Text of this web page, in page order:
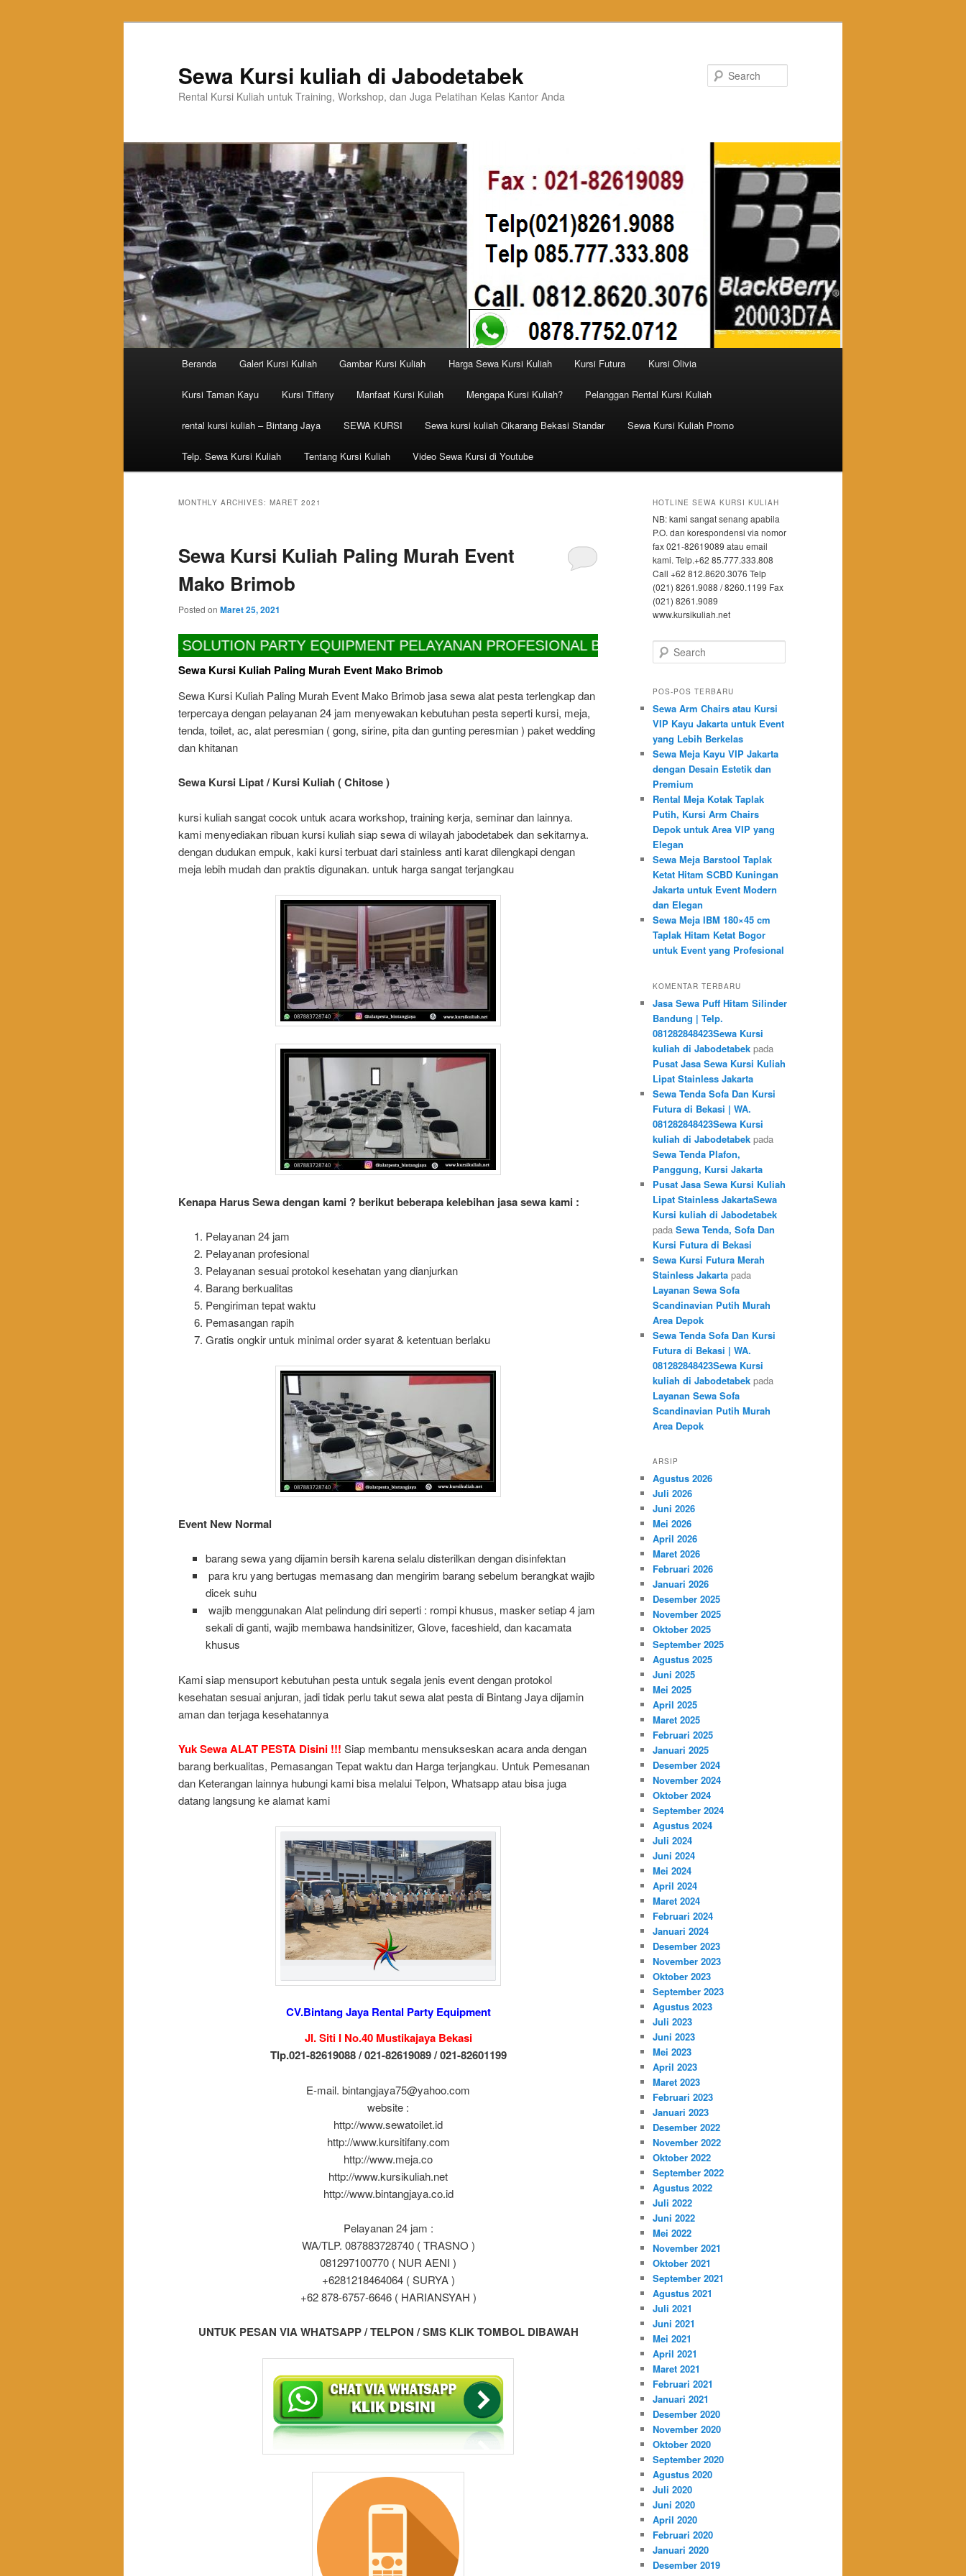
Sewa Kursi kuliah di Jabodetabek
Rental Kursi Kuliah untuk Training, Workshop, dan Juga Pelatihan Kelas Kantor Anda
Skip to primary content
Skip to secondary content
Beranda Galeri Kursi Kuliah Gambar Kursi Kuliah Harga Sewa Kursi Kuliah Kursi Futura Kursi Olivia
Kursi Taman Kayu Kursi Tiffany Manfaat Kursi Kuliah Mengapa Kursi Kuliah? Pelanggan Rental Kursi Kuliah
rental kursi kuliah – Bintang Jaya SEWA KURSI Sewa kursi kuliah Cikarang Bekasi Standar Sewa Kursi Kuliah Promo
Telp. Sewa Kursi Kuliah Tentang Kursi Kuliah Video Sewa Kursi di Youtube
MONTHLY ARCHIVES: MARET 2021
Sewa Kursi Kuliah Paling Murah Event
Mako Brimob
Posted on Maret 25, 2021
JAYA RENTAL SOLUTION PARTY EQUIPMENT PELAYANAN PROFESIONAL BERKUALITAS DAN TEPAT WAKTU
Sewa Kursi Kuliah Paling Murah Event Mako Brimob
Sewa Kursi Kuliah Paling Murah Event Mako Brimob jasa sewa alat pesta terlengkap dan
terpercaya dengan pelayanan 24 jam menyewakan kebutuhan pesta seperti kursi, meja,
tenda, toilet, ac, alat peresmian ( gong, sirine, pita dan gunting peresmian ) paket wedding
dan khitanan
Sewa Kursi Lipat / Kursi Kuliah ( Chitose )
kursi kuliah sangat cocok untuk acara workshop, training kerja, seminar dan lainnya.
kami menyediakan ribuan kursi kuliah siap sewa di wilayah jabodetabek dan sekitarnya.
dengan dudukan empuk, kaki kursi terbuat dari stainless anti karat dilengkapi dengan
meja lebih mudah dan praktis digunakan. untuk harga sangat terjangkau
Kenapa Harus Sewa dengan kami ? berikut beberapa kelebihan jasa sewa kami :
Pelayanan 24 jam
Pelayanan profesional
Pelayanan sesuai protokol kesehatan yang dianjurkan
Barang berkualitas
Pengiriman tepat waktu
Pemasangan rapih
Gratis ongkir untuk minimal order syarat & ketentuan berlaku
Event New Normal
barang sewa yang dijamin bersih karena selalu disterilkan dengan disinfektan
para kru yang bertugas memasang dan mengirim barang sebelum berangkat wajib
dicek suhu
wajib menggunakan Alat pelindung diri seperti : rompi khusus, masker setiap 4 jam
sekali di ganti, wajib membawa handsinitizer, Glove, faceshield, dan kacamata
khusus
Kami siap mensuport kebutuhan pesta untuk segala jenis event dengan protokol
kesehatan sesuai anjuran, jadi tidak perlu takut sewa alat pesta di Bintang Jaya dijamin
aman dan terjaga kesehatannya
Yuk Sewa ALAT PESTA Disini !!! Siap membantu mensukseskan acara anda dengan
barang berkualitas, Pemasangan Tepat waktu dan Harga terjangkau. Untuk Pemesanan
dan Keterangan lainnya hubungi kami bisa melalui Telpon, Whatsapp atau bisa juga
datang langsung ke alamat kami
CV.Bintang Jaya Rental Party Equipment
Jl. Siti I No.40 Mustikajaya Bekasi
Tlp.021-82619088 / 021-82619089 / 021-82601199
E-mail. bintangjaya75@yahoo.com
website :
http://www.sewatoilet.id
http://www.kursitifany.com
http://www.meja.co
http://www.kursikuliah.net
http://www.bintangjaya.co.id
Pelayanan 24 jam :
WA/TLP. 087883728740 ( TRASNO )
081297100770 ( NUR AENI )
+6281218464064 ( SURYA )
+62 878-6757-6646 ( HARIANSYAH )
UNTUK PESAN VIA WHATSAPP / TELPON / SMS KLIK TOMBOL DIBAWAH
HOTLINE SEWA KURSI KULIAH
NB: kami sangat senang apabila
P.O. dan korespondensi via nomor
fax 021-82619089 atau email
kami. Telp.+62 85.777.333.808
Call +62 812.8620.3076 Telp
(021) 8261.9088 / 8260.1199 Fax
(021) 8261.9089
www.kursikuliah.net
Search
POS-POS TERBARU
Sewa Arm Chairs atau Kursi
VIP Kayu Jakarta untuk Event
yang Lebih Berkelas
Sewa Meja Kayu VIP Jakarta
dengan Desain Estetik dan
Premium
Rental Meja Kotak Taplak
Putih, Kursi Arm Chairs
Depok untuk Area VIP yang
Elegan
Sewa Meja Barstool Taplak
Ketat Hitam SCBD Kuningan
Jakarta untuk Event Modern
dan Elegan
Sewa Meja IBM 180×45 cm
Taplak Hitam Ketat Bogor
untuk Event yang Profesional
KOMENTAR TERBARU
Jasa Sewa Puff Hitam Silinder
Bandung | Telp.
081282848423Sewa Kursi
kuliah di Jabodetabek pada
Pusat Jasa Sewa Kursi Kuliah
Lipat Stainless Jakarta
Sewa Tenda Sofa Dan Kursi
Futura di Bekasi | WA.
081282848423Sewa Kursi
kuliah di Jabodetabek pada
Sewa Tenda Plafon,
Panggung, Kursi Jakarta
Pusat Jasa Sewa Kursi Kuliah
Lipat Stainless JakartaSewa
Kursi kuliah di Jabodetabek
pada Sewa Tenda, Sofa Dan
Kursi Futura di Bekasi
Sewa Kursi Futura Merah
Stainless Jakarta pada
Layanan Sewa Sofa
Scandinavian Putih Murah
Area Depok
Sewa Tenda Sofa Dan Kursi
Futura di Bekasi | WA.
081282848423Sewa Kursi
kuliah di Jabodetabek pada
Layanan Sewa Sofa
Scandinavian Putih Murah
Area Depok
ARSIP
Agustus 2026
Juli 2026
Juni 2026
Mei 2026
April 2026
Maret 2026
Februari 2026
Januari 2026
Desember 2025
November 2025
Oktober 2025
September 2025
Agustus 2025
Juni 2025
Mei 2025
April 2025
Maret 2025
Februari 2025
Januari 2025
Desember 2024
November 2024
Oktober 2024
September 2024
Agustus 2024
Juli 2024
Juni 2024
Mei 2024
April 2024
Maret 2024
Februari 2024
Januari 2024
Desember 2023
November 2023
Oktober 2023
September 2023
Agustus 2023
Juli 2023
Juni 2023
Mei 2023
April 2023
Maret 2023
Februari 2023
Januari 2023
Desember 2022
November 2022
Oktober 2022
September 2022
Agustus 2022
Juli 2022
Juni 2022
Mei 2022
November 2021
Oktober 2021
September 2021
Agustus 2021
Juli 2021
Juni 2021
Mei 2021
April 2021
Maret 2021
Februari 2021
Januari 2021
Desember 2020
November 2020
Oktober 2020
September 2020
Agustus 2020
Juli 2020
Juni 2020
April 2020
Februari 2020
Januari 2020
Desember 2019